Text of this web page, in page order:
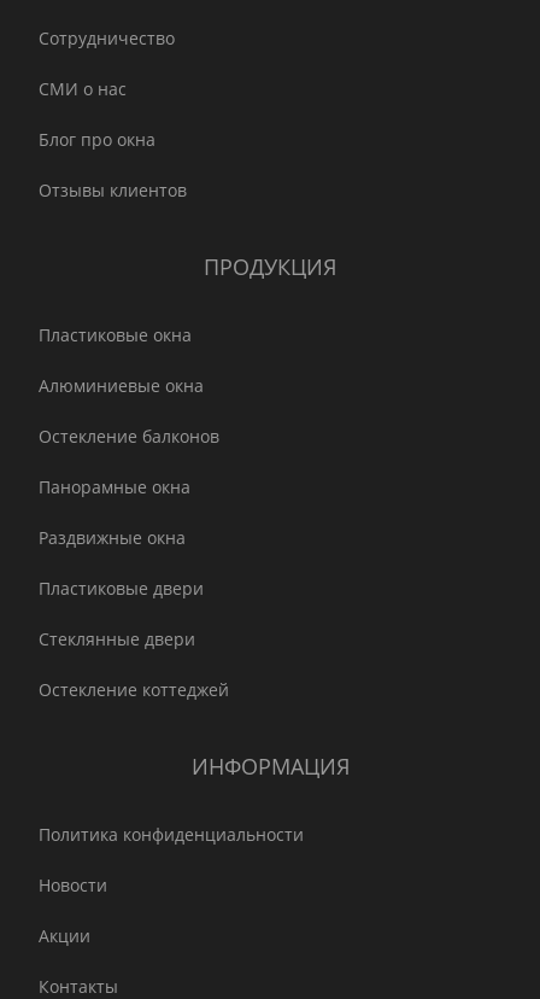
Сотрудничество
СМИ о нас
Блог про окна
Отзывы клиентов
ПРОДУКЦИЯ
Пластиковые окна
Алюминиевые окна
Остекление балконов
Панорамные окна
Раздвижные окна
Пластиковые двери
Стеклянные двери
Остекление коттеджей
ИНФОРМАЦИЯ
Политика конфиденциальности
Новости
Акции
Контакты